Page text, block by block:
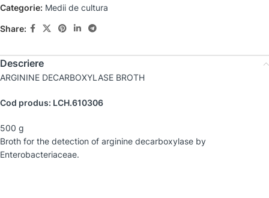
Categorie: Medii de cultura
Share:
Descriere
ARGININE DECARBOXYLASE BROTH
Cod produs: LCH.610306
500 g
Broth for the detection of arginine decarboxylase by
Enterobacteriaceae.